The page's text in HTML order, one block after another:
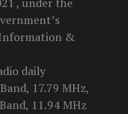
&
daily
17.79 MHz,
11.94 MHz